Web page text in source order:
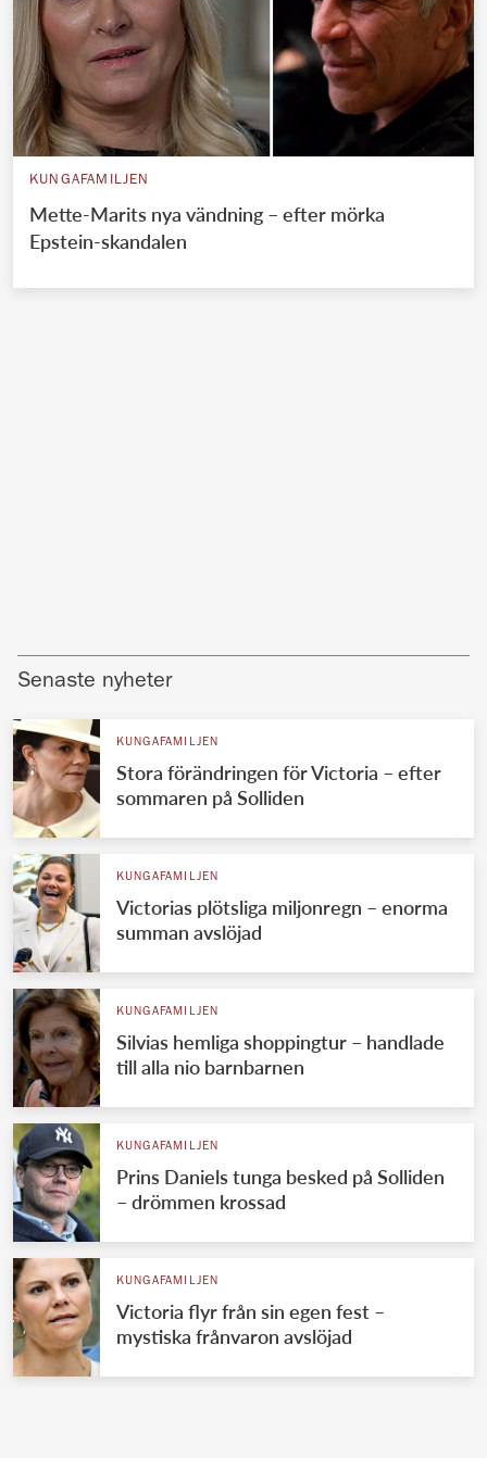
KUNGAFAMILJEN
Mette-Marits nya vändning – efter mörka
Epstein-skandalen
Senaste nyheter
KUNGAFAMILJEN
Stora förändringen för Victoria – efter
sommaren på Solliden
KUNGAFAMILJEN
Victorias plötsliga miljonregn – enorma
summan avslöjad
KUNGAFAMILJEN
Silvias hemliga shoppingtur – handlade
till alla nio barnbarnen
KUNGAFAMILJEN
Prins Daniels tunga besked på Solliden
– drömmen krossad
KUNGAFAMILJEN
Victoria flyr från sin egen fest –
mystiska frånvaron avslöjad